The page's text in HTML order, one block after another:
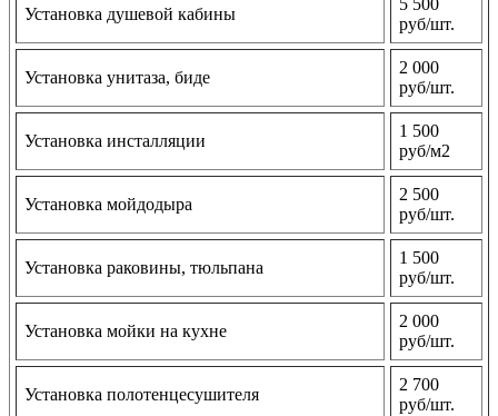
Установка душевой кабины
5 500
руб/шт.
Установка унитаза, биде
2 000
руб/шт.
Установка инсталляции
1 500
руб/м2
Установка мойдодыра
2 500
руб/шт.
Установка раковины, тюльпана
1 500
руб/шт.
Установка мойки на кухне
2 000
руб/шт.
Установка полотенцесушителя
2 700
руб/шт.